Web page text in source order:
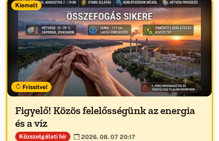
Kiemelt
Frissítve!
Figyelő! Közös felelősségünk az energia
és a víz
Közszolgálati hír 2026. 08. 07 20:17